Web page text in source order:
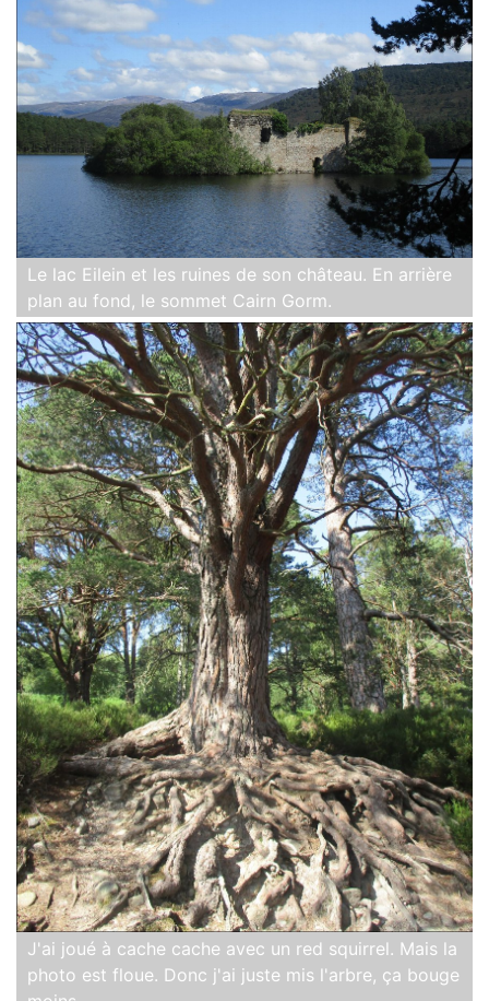
Le lac Eilein et les ruines de son château. En arrière
plan au fond, le sommet Cairn Gorm.
J'ai joué à cache cache avec un red squirrel. Mais la
photo est floue. Donc j'ai juste mis l'arbre, ça bouge